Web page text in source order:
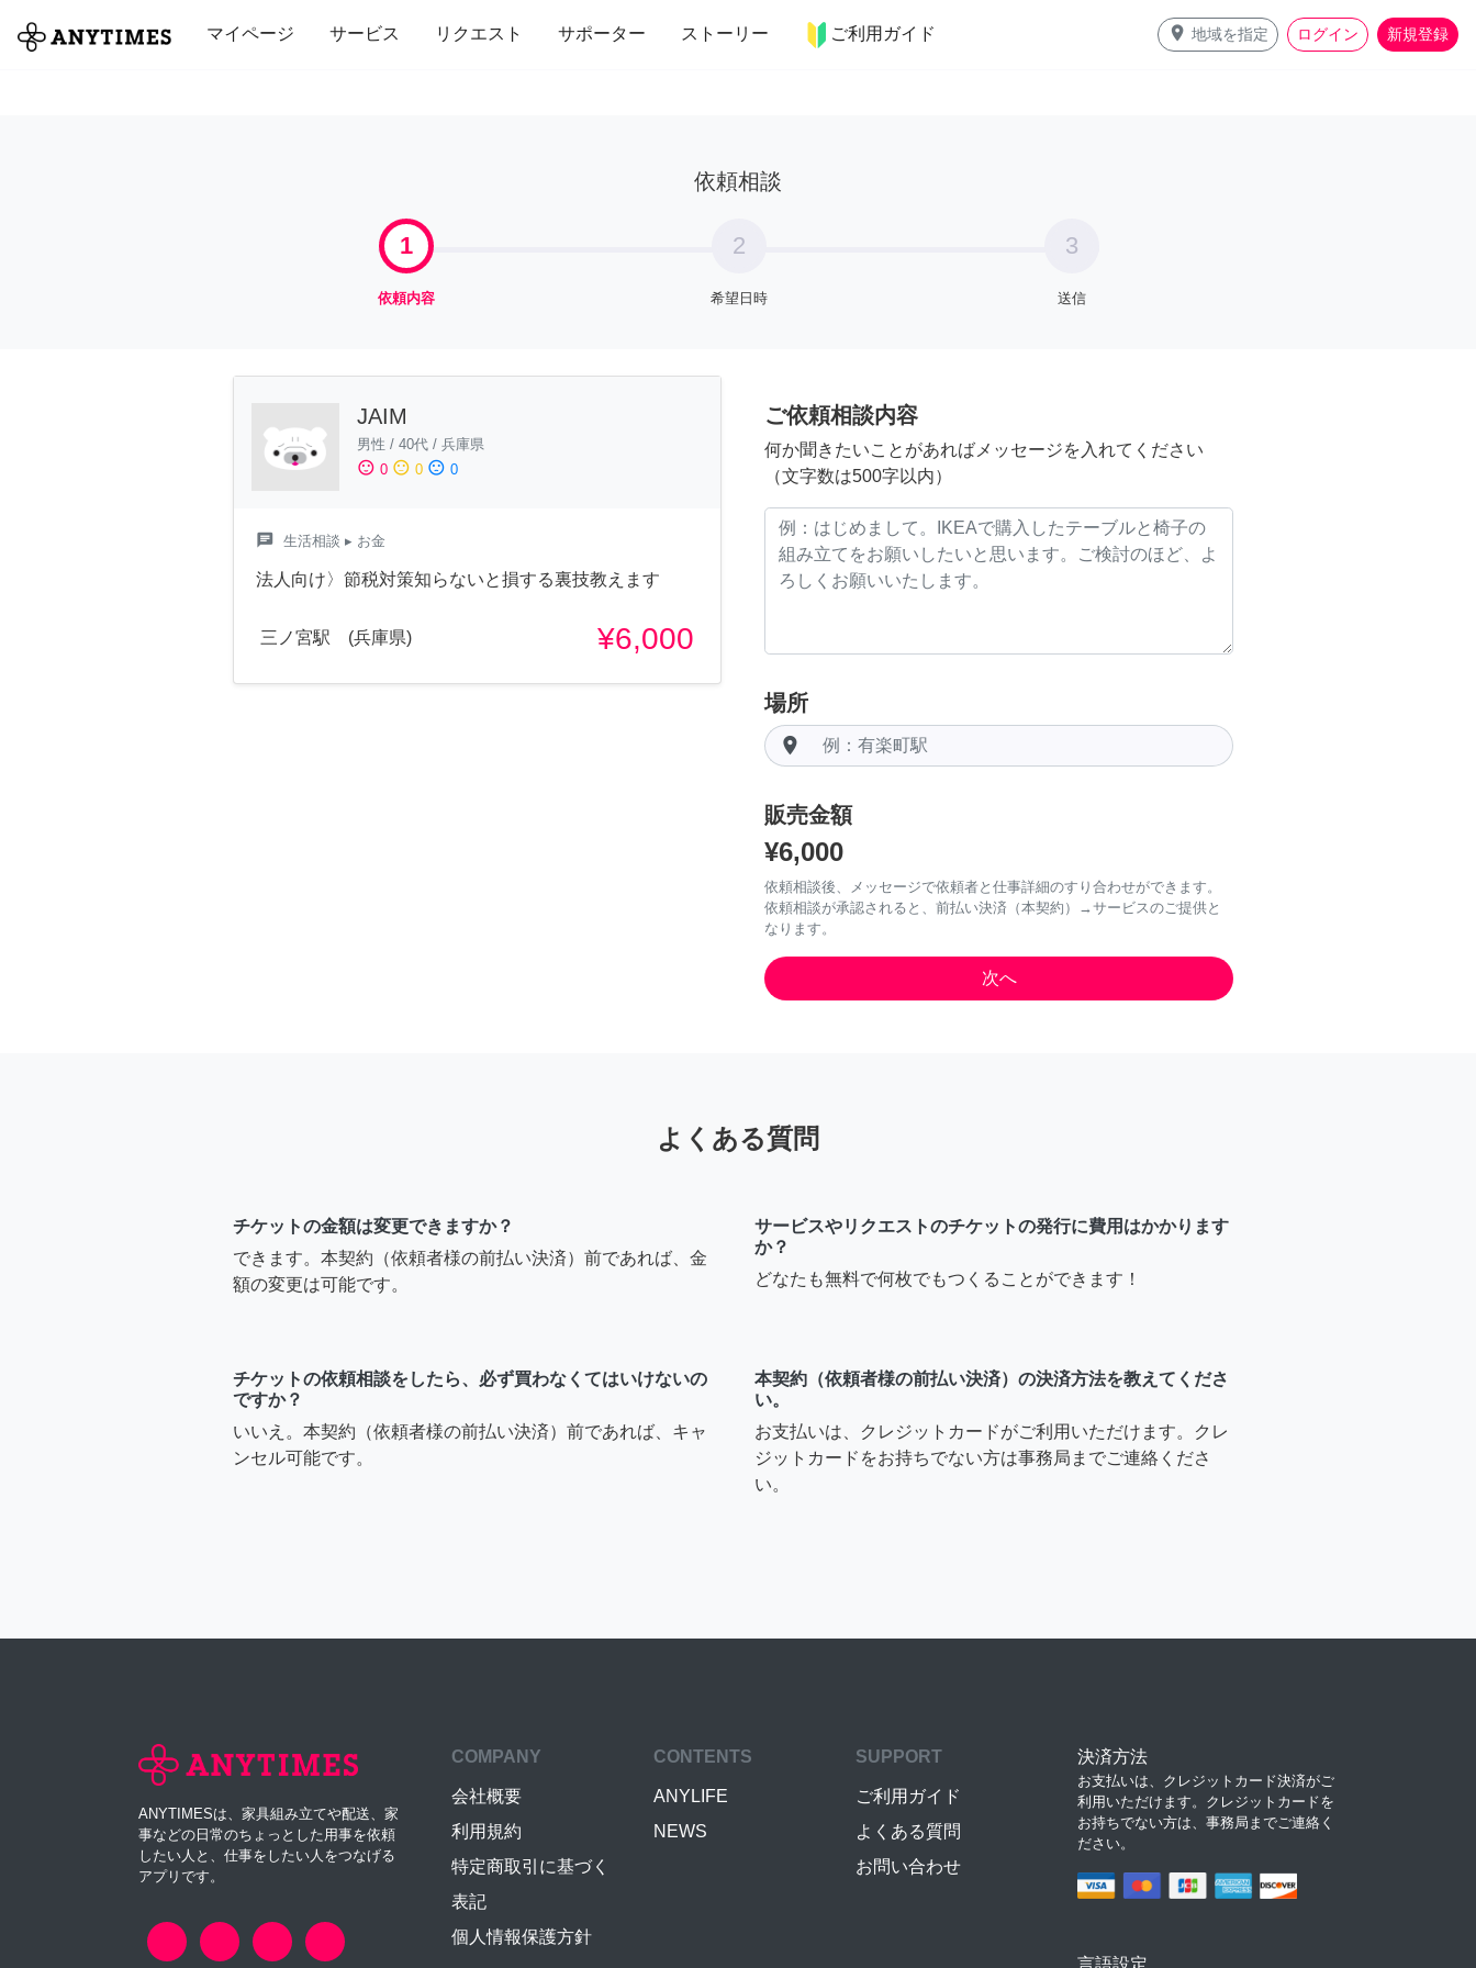
マイページ サービス リクエスト サポーター ストーリー ご利用ガイド place 地域を指定 ログイン 新規登録
全て 修理・組立 家事 引っ越し インテリア 趣味・習い事 ペット 料理
依頼相談
1
依頼内容
2
希望日時
3
送信
JAIM
男性 / 40代 / 兵庫県
sentiment_satisfied 0 sentiment_neutral 0 sentiment_dissatisfied 0
chat 生活相談 ▸ お金
法人向け〉節税対策知らないと損する裏技教えます
三ノ宮駅 (兵庫県) ¥6,000
ご依頼相談内容
何か聞きたいことがあればメッセージを入れてください
（文字数は500字以内）
場所
room
販売金額
¥6,000
依頼相談後、メッセージで依頼者と仕事詳細のすり合わせができます。
依頼相談が承認されると、前払い決済（本契約）→サービスのご提供と
なります。
よくある質問
チケットの金額は変更できますか？
できます。本契約（依頼者様の前払い決済）前であれば、金
額の変更は可能です。
サービスやリクエストのチケットの発行に費用はかかります
か？
どなたも無料で何枚でもつくることができます！
チケットの依頼相談をしたら、必ず買わなくてはいけないの
ですか？
いいえ。本契約（依頼者様の前払い決済）前であれば、キャ
ンセル可能です。
本契約（依頼者様の前払い決済）の決済方法を教えてくださ
い。
お支払いは、クレジットカードがご利用いただけます。クレ
ジットカードをお持ちでない方は事務局までご連絡くださ
い。
ANYTIMESは、家具組み立てや配送、家
事などの日常のちょっとした用事を依頼
したい人と、仕事をしたい人をつなげる
アプリです。
COMPANY
会社概要
利用規約
特定商取引に基づく
表記
個人情報保護方針
CONTENTS
ANYLIFE
NEWS
SUPPORT
ご利用ガイド
よくある質問
お問い合わせ
決済方法
お支払いは、クレジットカード決済がご
利用いただけます。クレジットカードを
お持ちでない方は、事務局までご連絡く
ださい。
言語設定